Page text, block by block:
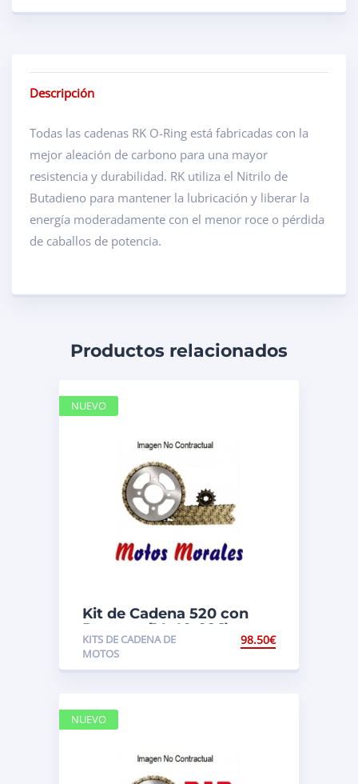
Descripción
Todas las cadenas RK O-Ring está fabricadas con la
mejor aleación de carbono para una mayor
resistencia y durabilidad. RK utiliza el Nitrilo de
Butadieno para mantener la lubricación y liberar la
energía moderadamente con el menor roce o pérdida
de caballos de potencia.
Productos relacionados
Kit de Cadena 520 con
Retenes (14-40-096)
Suzuki LTZ 400
KITS DE CADENA DE
MOTOS
98.50€
NUEVO
NUEVO